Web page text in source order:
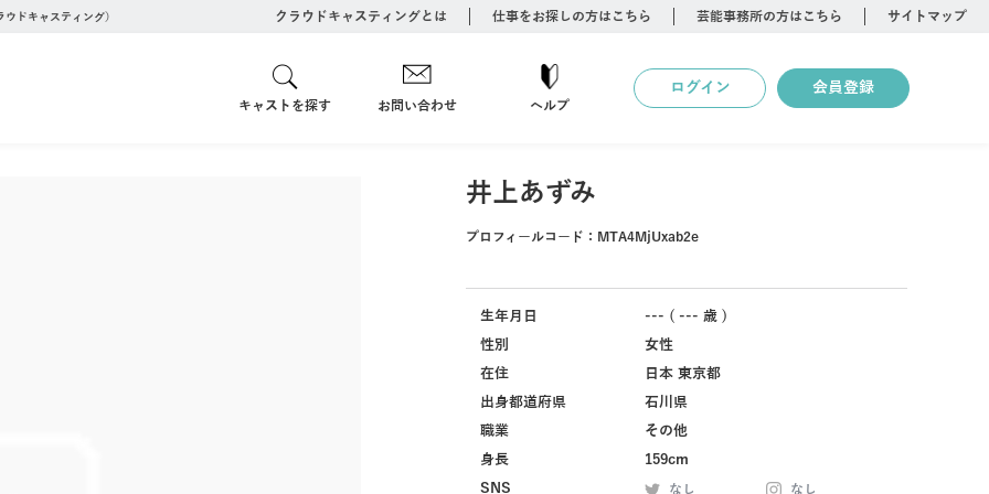
ドキャスティング） クラウドキャスティングとは 仕事をお探しの方はこちら 芸能事務所の方はこちら サイトマップ
キャストを探す お問い合わせ ヘルプ
ログイン 会員登録
井上あずみ
プロフィールコード： MTA4MjUxab2e
生年月日
--- ( --- 歳 )
性別
女性
在住
日本 東京都
出身都道府県
石川県
職業
その他
身長
159cm
SNS
なし なし